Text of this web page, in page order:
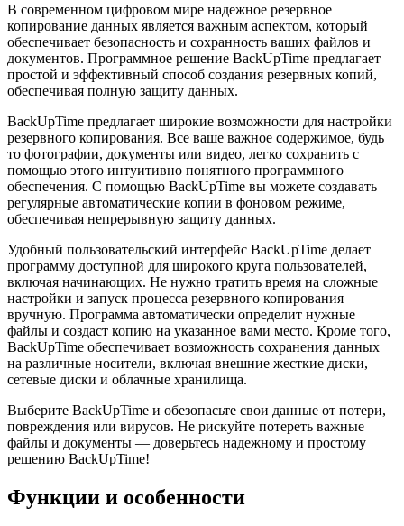
В современном цифровом мире надежное резервное
копирование данных является важным аспектом, который
обеспечивает безопасность и сохранность ваших файлов и
документов. Программное решение BackUpTime предлагает
простой и эффективный способ создания резервных копий,
обеспечивая полную защиту данных.
BackUpTime предлагает широкие возможности для настройки
резервного копирования. Все ваше важное содержимое, будь
то фотографии, документы или видео, легко сохранить с
помощью этого интуитивно понятного программного
обеспечения. С помощью BackUpTime вы можете создавать
регулярные автоматические копии в фоновом режиме,
обеспечивая непрерывную защиту данных.
Удобный пользовательский интерфейс BackUpTime делает
программу доступной для широкого круга пользователей,
включая начинающих. Не нужно тратить время на сложные
настройки и запуск процесса резервного копирования
вручную. Программа автоматически определит нужные
файлы и создаст копию на указанное вами место. Кроме того,
BackUpTime обеспечивает возможность сохранения данных
на различные носители, включая внешние жесткие диски,
сетевые диски и облачные хранилища.
Выберите BackUpTime и обезопасьте свои данные от потери,
повреждения или вирусов. Не рискуйте потереть важные
файлы и документы — доверьтесь надежному и простому
решению BackUpTime!
Функции и особенности